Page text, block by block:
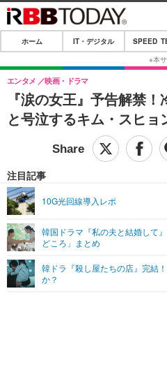
ホーム
IT・デジタル
IT・デジタルTOP
ショッピング
SPEED TEST
エンタメTOP
グラビア
ショッピング
ライフTOP
その他
リリース一覧
プッシュ通知の停止方法
ホーム IT・デジタル SPEED
『涙の女王』予告解禁
と号泣するキム・スヒ
エンタメ 映画・ドラマ
注目記事
10G光回線導入レポ
韓国ドラマ『私の夫と結婚して
どころ」まとめ
韓ドラ『殺し屋たちの店』完結
か？